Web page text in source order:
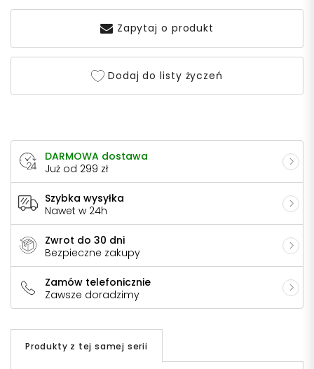
Zapytaj o produkt
Dodaj do listy życzeń
DARMOWA dostawa
Już od 299 zł
Szybka wysyłka
Nawet w 24h
Zwrot do 30 dni
Bezpieczne zakupy
Zamów telefonicznie
Zawsze doradzimy
Produkty z tej samej serii